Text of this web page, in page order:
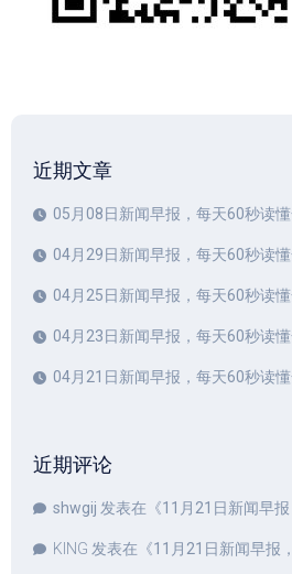
近期文章
05月08日新闻早报，每天60秒读懂
04月29日新闻早报，每天60秒读懂
04月25日新闻早报，每天60秒读懂
04月23日新闻早报，每天60秒读懂
04月21日新闻早报，每天60秒读懂
近期评论
shwgij 发表在《11月21日新闻早
KING 发表在《11月21日新闻早报